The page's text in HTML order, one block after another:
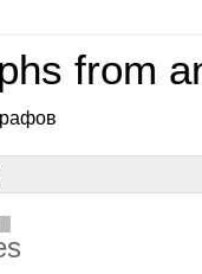
from